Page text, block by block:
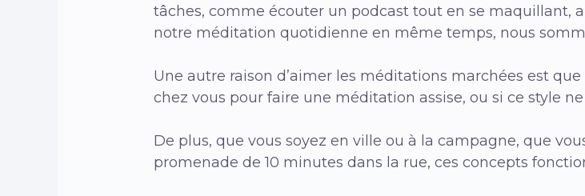
tâches, comme écouter un podcast tout en se maquillant,
notre méditation quotidienne en même temps, nous
Une autre raison d’aimer les méditations marchées est que
chez vous pour faire une méditation assise, ou si ce style
De plus, que vous soyez en ville ou à la campagne, que
promenade de 10 minutes dans la rue, ces concepts